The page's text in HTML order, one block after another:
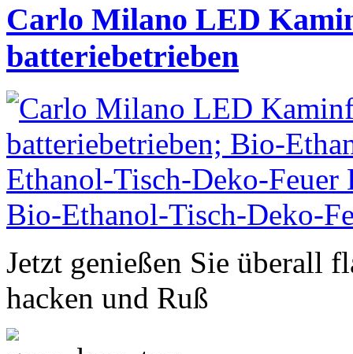
Carlo Milano LED
batteriebetrieben
Jetzt genießen Sie überall
hacken und Ruß